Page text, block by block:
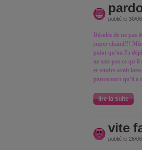
publié le 30/
Désolée de ne pas
super chaud!!!
point qu'on l'a
ne sais pas ce qu'il
et tendre avait
pantacourt qu'il a
lire la suite
vite
publié le 26/